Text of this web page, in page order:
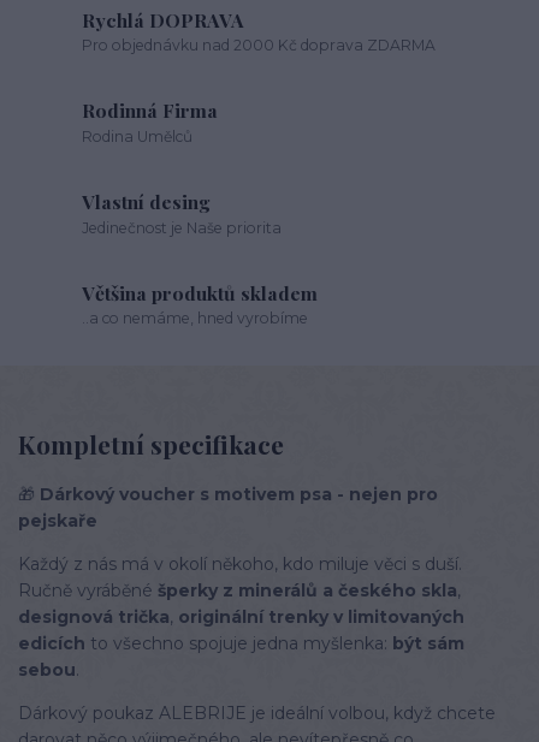
Rychlá DOPRAVA
Pro objednávku nad 2000 Kč doprava ZDARMA
Rodinná Firma
Rodina Umělců
Vlastní desing
Jedinečnost je Naše priorita
Většina produktů skladem
..a co nemáme, hned vyrobíme
Kompletní specifikace
🎁 Dárkový voucher s motivem psa - nejen pro
pejskaře
Každý z nás má v okolí někoho, kdo miluje věci s duší.
Ručně vyráběné šperky z minerálů a českého skla,
designová trička, originální trenky v limitovaných
edicích to všechno spojuje jedna myšlenka: být sám
sebou.
Dárkový poukaz ALEBRIJE je ideální volbou, když chcete